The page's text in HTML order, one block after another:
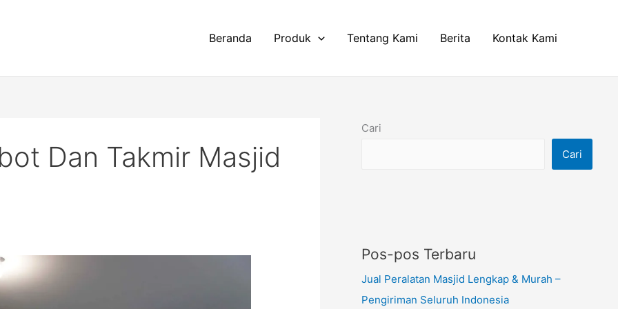
Beranda Produk Tentang Kami Berita Kontak Kami
Dan Takmir Masjid
Cari
Cari
Pos-pos Terbaru
Jual Peralatan Masjid Lengkap & Murah –
Pengiriman Seluruh Indonesia